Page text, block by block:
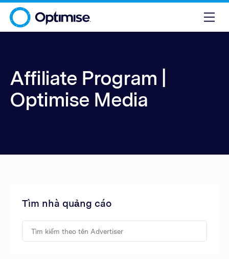
Affiliate Program |
Optimise Media
Tìm nhà quảng cáo